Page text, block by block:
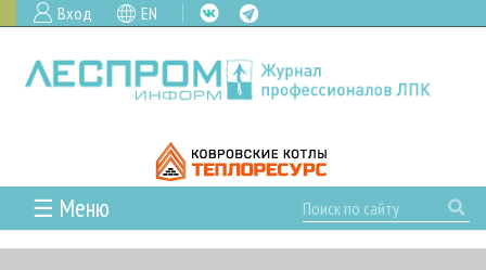
Вход EN
☰ Меню
ГЛАВНАЯ